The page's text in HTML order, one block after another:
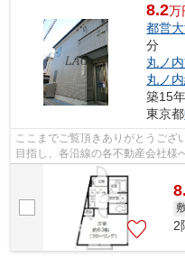
8.2万
都営
分
丸ノ
丸ノ
築15
東京都
ここまでご覧頂きありがとうござ
目指し、各沿線の各不動産会社様
様へ提供しております！最新の情報
2